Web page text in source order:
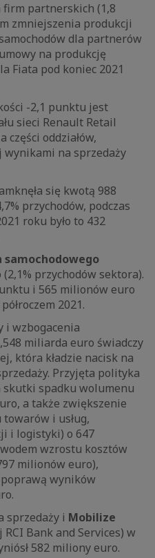
firm partnerskich (1,8
zmniejszenia produkcji
dla partnerów
na produkcję
Fiata pod koniec 2021
-2,1 punktu jest
sieci Renault Retail
części oddziałów,
wynikami na sprzedaży
się kwotą 988
przychodów, podczas
roku było to 432
przychodów sektora).
i 565 milionów euro
2021.
i wzbogacenia
miliarda euro świadczy
która kładzie nacisk na
Przyjęta polityka
skutki spadku wolumenu
a także zwiększenie
i usług,
i logistyki) o 647
wzrostu kosztów
milionów euro),
wyników
sprzedaży i Mobilize
RCI Bank and Services) w
582 miliony euro.